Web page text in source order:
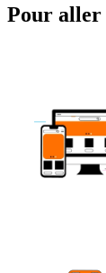
Pour aller